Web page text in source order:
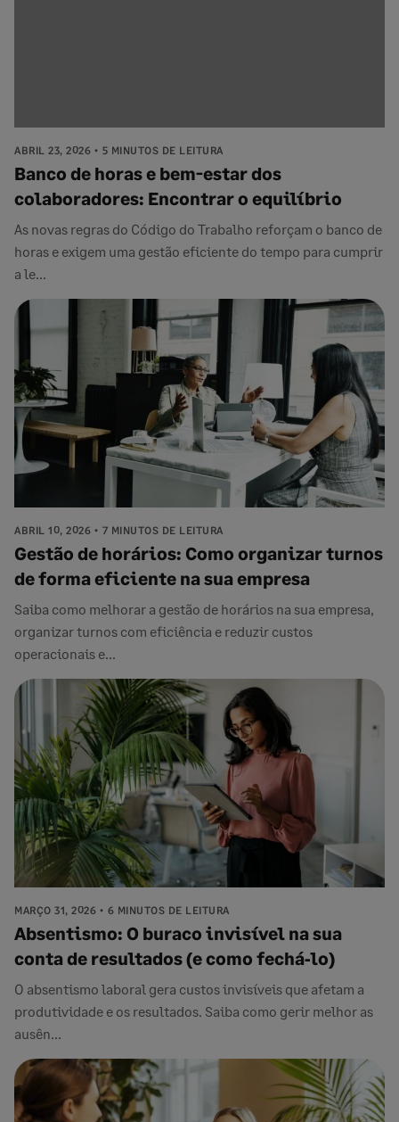
ABRIL 23, 2026 5 MINUTOS DE LEITURA
Banco de horas e bem-estar dos
colaboradores: Encontrar o equilíbrio
As novas regras do Código do Trabalho reforçam o banco de
horas e exigem uma gestão eficiente do tempo para cumprir
a le...
ABRIL 10, 2026 7 MINUTOS DE LEITURA
Gestão de horários: Como organizar turnos
de forma eficiente na sua empresa
Saiba como melhorar a gestão de horários na sua empresa,
organizar turnos com eficiência e reduzir custos
operacionais e...
MARÇO 31, 2026 6 MINUTOS DE LEITURA
Absentismo: O buraco invisível na sua
conta de resultados (e como fechá‑lo)
O absentismo laboral gera custos invisíveis que afetam a
produtividade e os resultados. Saiba como gerir melhor as
ausên...